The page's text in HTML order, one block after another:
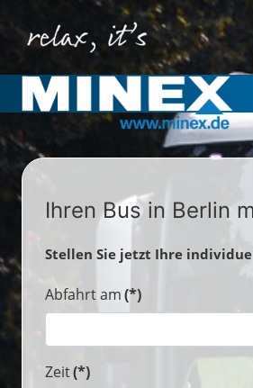
Ihren Bus in Berlin
Stellen Sie jetzt Ihre
Abfahrt am(*)
Zeit(*)